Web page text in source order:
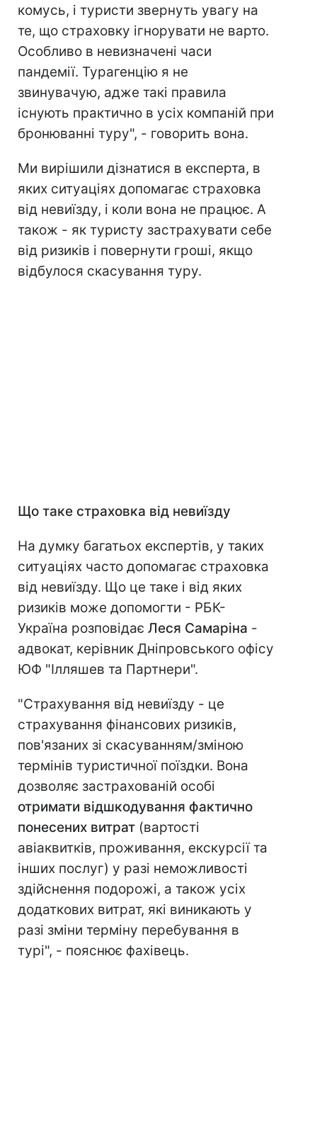
комусь, і туристи звернуть увагу на
те, що страховку ігнорувати не варто.
Особливо в невизначені часи
пандемії. Турагенцію я не
звинувачую, адже такі правила
існують практично в усіх компаній при
бронюванні туру", - говорить вона.
Ми вирішили дізнатися в експерта, в
яких ситуаціях допомагає страховка
від невиїзду, і коли вона не працює. А
також - як туристу застрахувати себе
від ризиків і повернути гроші, якщо
відбулося скасування туру.
Що таке страховка від невиїзду
На думку багатьох експертів, у таких
ситуаціях часто допомагає страховка
від невиїзду. Що це таке і від яких
ризиків може допомогти - РБК-
Україна розповідає Леся Самаріна -
адвокат, керівник Дніпровського офісу
ЮФ "Ілляшев та Партнери".
"Страхування від невиїзду - це
страхування фінансових ризиків,
пов'язаних зі скасуванням/зміною
термінів туристичної поїздки. Вона
дозволяє застрахованій особі
отримати відшкодування фактично
понесених витрат (вартості
авіаквитків, проживання, екскурсії та
інших послуг) у разі неможливості
здійснення подорожі, а також усіх
додаткових витрат, які виникають у
разі зміни терміну перебування в
турі", - пояснює фахівець.